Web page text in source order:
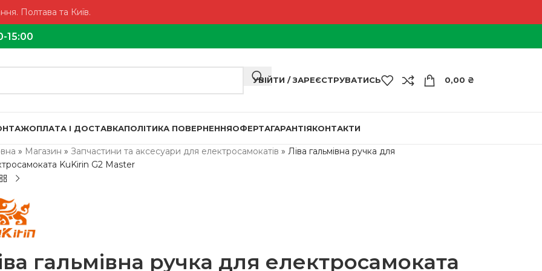
Полтава та Київ.
15:00
УВІЙТИ / ЗАРЕЄСТРУВАТИСЬ 0,00 ₴
ОПЛАТА І ДОСТАВКАПОЛІТИКА ПОВЕРНЕННЯОФЕРТАГАРАНТІЯКОНТАКТИ
» Магазин »Запчастини та аксесуари для електросамокатів »Ліва гальмівна ручка для
KuKirin G2 Master
гальмівна ручка для електросамоката